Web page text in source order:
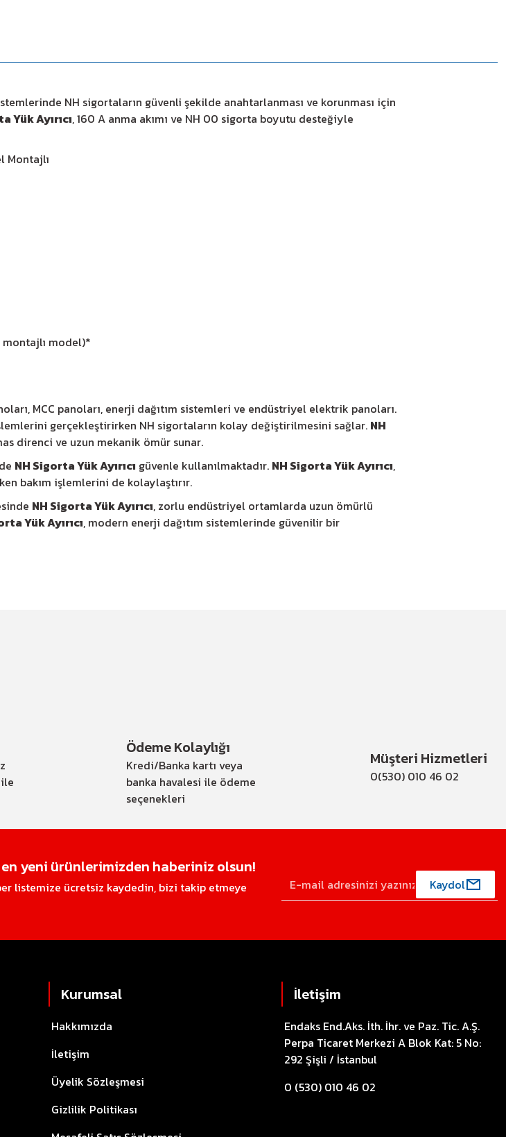
NH sigortaların güvenli şekilde anahtarlanması ve korunması için
Yük Ayırıcı, 160 A anma akımı ve NH 00 sigorta boyutu desteğiyle
Montajlı
model)*
MCC panoları, enerji dağıtım sistemleri ve endüstriyel elektrik panoları.
gerçekleştirirken NH sigortaların kolay değiştirilmesini sağlar. NH
direnci ve uzun mekanik ömür sunar.
NH Sigorta Yük Ayırıcı güvenle kullanılmaktadır. NH Sigorta Yük Ayırıcı,
bakım işlemlerini de kolaylaştırır.
NH Sigorta Yük Ayırıcı, zorlu endüstriyel ortamlarda uzun ömürlü
Yük Ayırıcı, modern enerji dağıtım sistemlerinde güvenilir bir
Ödeme Kolaylığı
Kredi/Banka kartı veya
banka havalesi ile ödeme
seçenekleri
Müşteri Hizmetleri
0(530) 010 46 02
yeni ürünlerimizden haberiniz olsun!
listemize ücretsiz kaydedin, bizi takip etmeye
Kaydol
Kurumsal
Hakkımızda
İletişim
Üyelik Sözleşmesi
Gizlilik Politikası
İletişim
Endaks End.Aks. İth. İhr. ve Paz. Tic. A.Ş.
Perpa Ticaret Merkezi A Blok Kat: 5 No:
292 Şişli / İstanbul
0 (530) 010 46 02